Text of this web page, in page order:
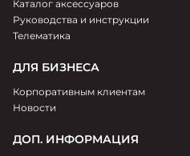
Каталог аксессуаров
Руководства и инструкции
Телематика
ДЛЯ БИЗНЕСА
Корпоративным клиентам
Новости
ДОП. ИНФОРМАЦИЯ